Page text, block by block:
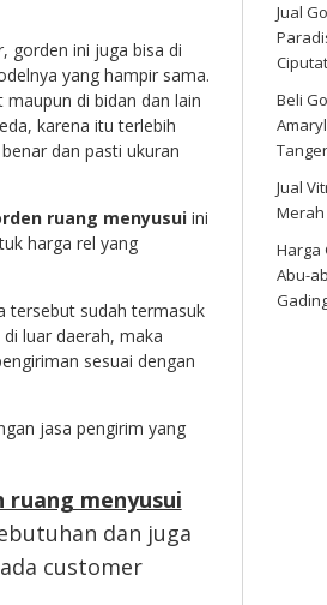
gorden ini juga bisa di
yang hampir sama.
di bidan dan lain
karena itu terlebih
dan pasti ukuran
ruang menyusuiini
harga rel yang
tersebut sudah termasuk
luar daerah, maka
sesuai dengan
jasa pengirim yang
ruang menyusui
dan juga
customer
Jual
Beli
Jual
Merah
Harga
Abu-